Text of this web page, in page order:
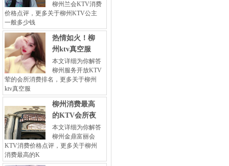
柳州兰会KTV消费
价格点评，更多关于柳州KTV公主
一般多少钱
热情如火！柳
州ktv真空服
本文详细为你解答
柳州服务开放KTV
荤的会所消费排名，更多关于柳州
ktv真空服
柳州消费最高
的KTV会所夜
本文详细为你解答
柳州金鼎富丽会
KTV消费价格点评，更多关于柳州
消费最高的K